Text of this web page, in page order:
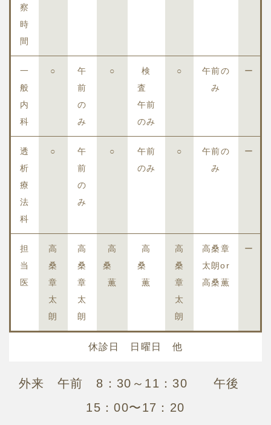
察
時
間
一
般
内
科
○
午
前
の
み
○
検
査
午前
のみ
○
午前の
み
ー
透
析
療
法
科
○
午
前
の
み
○
午前
のみ
○
午前の
み
ー
担
当
医
高
桑
章
太
朗
高
桑
章
太
朗
高
桑
薫
高
桑
薫
高
桑
章
太
朗
高桑章
太朗or
高桑薫
ー
休診日 日曜日 他
外来 午前 8：30～11：30 午後
15：00〜17：20